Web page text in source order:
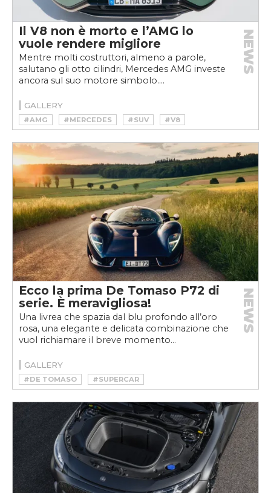
Il V8 non è morto e l’AMG lo
vuole rendere migliore
Mentre molti costruttori, almeno a parole,
salutano gli otto cilindri, Mercedes AMG investe
ancora sul suo motore simbolo....
NEWS
GALLERY
#AMG #MERCEDES #SUV #V8
Ecco la prima De Tomaso P72 di
serie. È meravigliosa!
Una livrea che spazia dal blu profondo all’oro
rosa, una elegante e delicata combinazione che
vuol richiamare il breve momento...
NEWS
GALLERY
#DE TOMASO #SUPERCAR